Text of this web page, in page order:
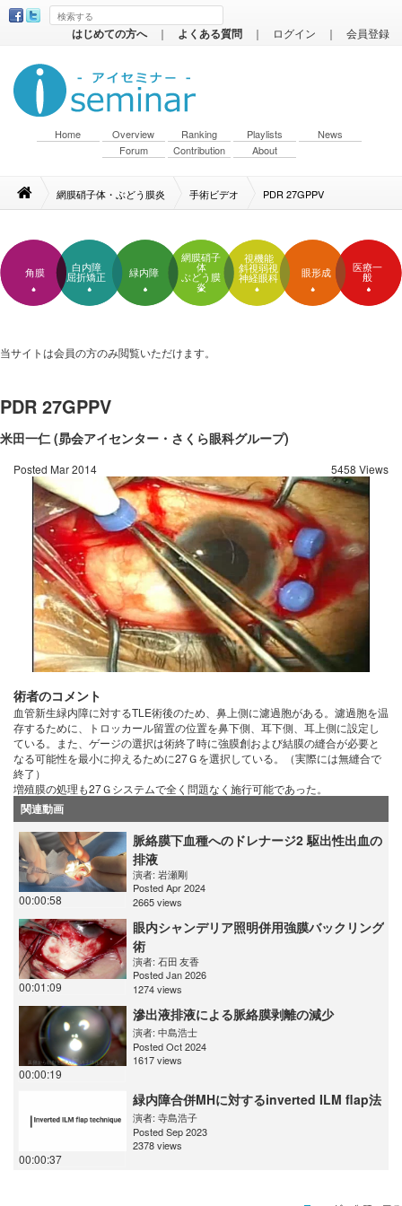
はじめての方へ ｜ よくある質問 ｜ ログイン ｜ 会員登録
Home Overview Ranking Playlists
News
Forum
Contribution About
網膜硝子体・ぶどう膜炎 手術ビデオ PDR 27GPPV
角膜
白内障
屈折矯正
緑内障
網膜硝子
体
ぶどう膜
炎
視機能
斜視弱視
神経眼科
眼形成
医療一
般
当サイトは会員の方のみ閲覧いただけます。
PDR 27GPPV
米田一仁 (昴会アイセンター・さくら眼科グループ)
Posted Mar 2014 5458 Views
術者のコメント
血管新生緑内障に対するTLE術後のため、鼻上側に濾過胞がある。濾過胞を温
存するために、トロッカール留置の位置を鼻下側、耳下側、耳上側に設定し
ている。また、ゲージの選択は術終了時に強膜創および結膜の縫合が必要と
なる可能性を最小に抑えるために27Ｇを選択している。（実際には無縫合で
終了）
増殖膜の処理も27Ｇシステムで全く問題なく施行可能であった。
関連動画
00:00:58
脈絡膜下血種へのドレナージ2 駆出性出血の
排液
演者: 岩瀬剛
Posted Apr 2024
2665 views
00:01:09
眼内シャンデリア照明併用強膜バックリング
術
演者: 石田 友香
Posted Jan 2026
1274 views
00:00:19
滲出液排液による脈絡膜剥離の減少
演者: 中島浩士
Posted Oct 2024
1617 views
00:00:37
緑内障合併MHに対するinverted ILM flap法
演者: 寺島浩子
Posted Sep 2023
2378 views